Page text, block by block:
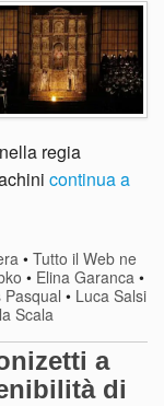
regia
continua a
• Tutto il Web ne
• Elina Garanca •
Pasqual • Luca Salsi
Scala
a
di